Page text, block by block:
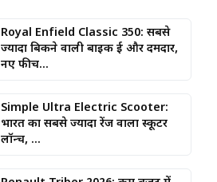
Royal Enfield Classic 350: सबसे
ज्यादा बिकने वाली बाइक हुई और दमदार,
नए फीच...
Simple Ultra Electric Scooter:
भारत का सबसे ज्यादा रेंज वाला स्कूटर
लॉन्च, ...